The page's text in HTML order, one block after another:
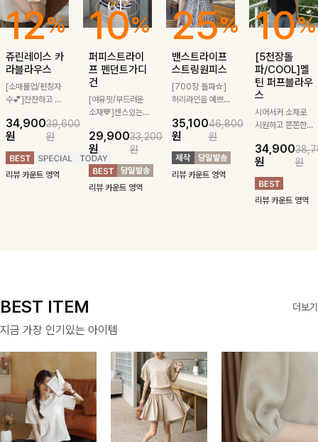
12%
쥬린레이스 카
라블라우스
[소매롤업/펀칭자
수💕]잔잔하고 고
테일이 사랑스러운
블라우스-페미닌
하면서 여리한 무
드로 즐겨지는
ITEM
34,900
원
39,600
원
리뷰 카운트 영역
10%
퍼피스트라이
프 펜던트가디
건
[여유핏/부드러운
소재💙]센스있는
귀여운 퍼피 펜던
트로 포인트를 선
사하는 니트 가디
건을 소개할게요 :)
29,900
원
33,200
원
리뷰 카운트 영역
25%
밴스트라이프
스트링원피스
[700장 돌파☆]
허리라인을 예쁘게
깔끔한 스트라이프
패턴에 링클프리!
💙플레어지는 롱한
기장감까지 완벽한
데일리 원피스:B
35,100
원
46,800
원
리뷰 카운트 영역
10%
[5천장돌
파/COOL]멜
틴 퍼프블라우
스
시어서커 소재로
시원하고 쫀쫀한
편안하게 입혀질
블라우스- 단정한
카라와 풍성한 퍼
프 소매로 여성스
러움을 더했어요 :)
34,900
원
원
리뷰 카운트 영역
BEST ITEM 더보기
지금 가장 인기있는 아이템